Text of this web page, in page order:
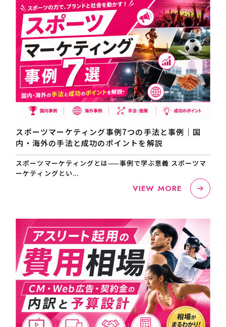
スポーツマーケティング事例7つの手法と事例｜国
内・海外の手法と成功のポイントを解説
スポーツマーケティングとは——事例で学ぶ意義 スポーツマ
ーケティングとい...
VIEW MORE